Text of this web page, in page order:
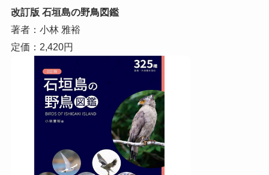
改訂版 石垣島の野鳥図鑑
著者：小林 雅裕
定価：2,420円